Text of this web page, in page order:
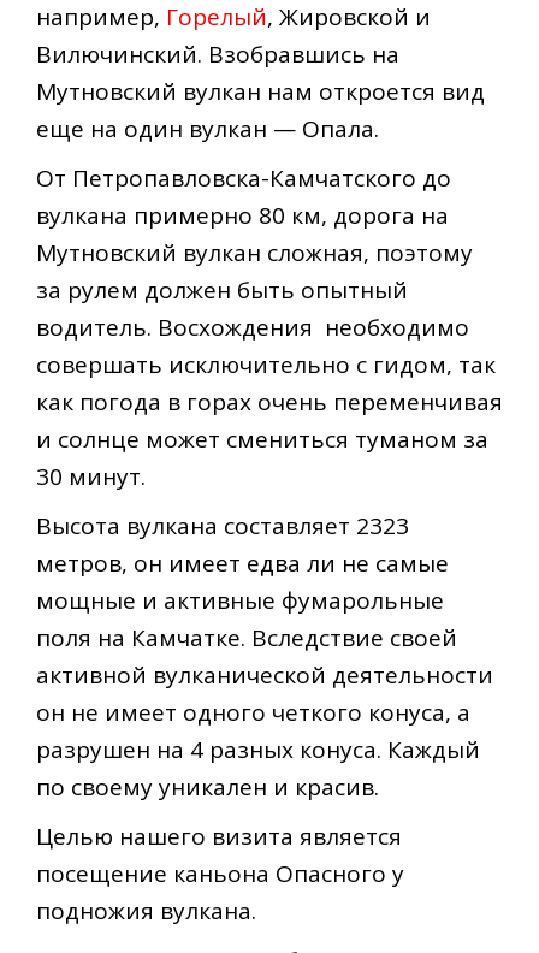
например, Горелый, Жировской и
Вилючинский. Взобравшись на
Мутновский вулкан нам откроется вид
еще на один вулкан — Опала.
От Петропавловска-Камчатского до
вулкана примерно 80 км, дорога на
Мутновский вулкан сложная, поэтому
за рулем должен быть опытный
водитель. Восхождения необходимо
совершать исключительно с гидом, так
как погода в горах очень переменчивая
и солнце может смениться туманом за
30 минут.
Высота вулкана составляет 2323
метров, он имеет едва ли не самые
мощные и активные фумарольные
поля на Камчатке. Вследствие своей
активной вулканической деятельности
он не имеет одного четкого конуса, а
разрушен на 4 разных конуса. Каждый
по своему уникален и красив.
Целью нашего визита является
посещение каньона Опасного у
подножия вулкана.